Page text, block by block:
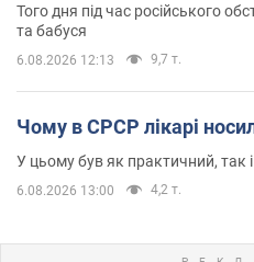
Того дня під час російського
та бабуся
6.08.2026 12:13 9,7 т.
Чому в СРСР лікарі
У цьому був як практичний, так
6.08.2026 13:00 4,2 т.